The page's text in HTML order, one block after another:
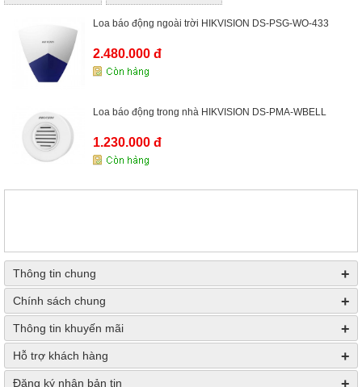
Loa báo động ngoài trời HIKVISION DS-PSG-WO-433
2.480.000 đ
Loa báo động trong nhà HIKVISION DS-PMA-WBELL
1.230.000 đ
Thông tin chung +
Chính sách chung +
Thông tin khuyến mãi +
Hỗ trợ khách hàng +
Đăng ký nhận bản tin